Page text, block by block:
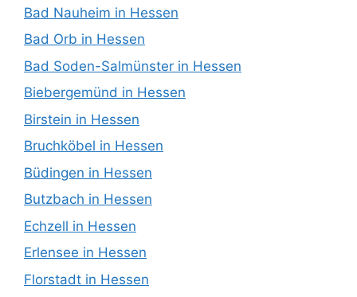
Bad Nauheim in Hessen
Bad Orb in Hessen
Bad Soden-Salmünster in Hessen
Biebergemünd in Hessen
Birstein in Hessen
Bruchköbel in Hessen
Büdingen in Hessen
Butzbach in Hessen
Echzell in Hessen
Erlensee in Hessen
Florstadt in Hessen